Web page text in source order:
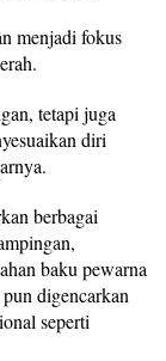
menjadi fokus
tetapi juga
diri
berbagai
baku pewarna
digencarkan
seperti